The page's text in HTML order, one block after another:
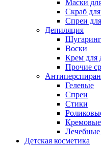
Маски
Скраб
Спреи
Депиляция
Шугаринг
Воски
Крем для
Прочие
Гелевые
Спреи
Стики
Детская косметика